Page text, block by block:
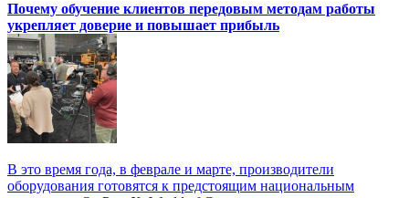
Почему обучение клиентов передовым методам работы
укрепляет доверие и повышает прибыль
В это время года, в феврале и марте, производители
оборудования готовятся к предстоящим национальным